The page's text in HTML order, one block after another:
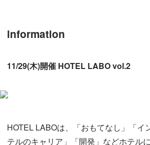
information
11/29(木)開催 HOTEL LABO vol.2
HOTEL LABOは、「おもてなし」「イ
テルのキャリア」「開発」などホテル